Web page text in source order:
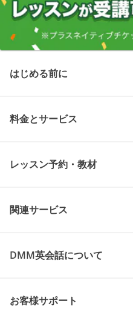
はじめる前に
料金とサービス
レッスン予約・教材
関連サービス
DMM英会話について
お客様サポート